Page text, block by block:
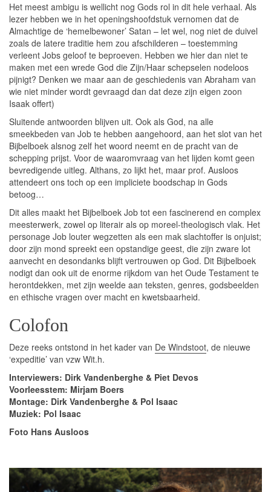
Het meest ambigu is wellicht nog Gods rol in dit hele verhaal. Als
lezer hebben we in het openingshoofdstuk vernomen dat de
Almachtige de ‘hemelbewoner’ Satan – let wel, nog niet de duivel
zoals de latere traditie hem zou afschilderen – toestemming
verleent Jobs geloof te beproeven. Hebben we hier dan niet te
maken met een wrede God die Zijn/Haar schepselen nodeloos
pijnigt? Denken we maar aan de geschiedenis van Abraham van
wie niet minder wordt gevraagd dan dat deze zijn eigen zoon
Isaak offert)
Sluitende antwoorden blijven uit. Ook als God, na alle
smeekbeden van Job te hebben aangehoord, aan het slot van het
Bijbelboek alsnog zelf het woord neemt en de pracht van de
schepping prijst. Voor de waaromvraag van het lijden komt geen
bevredigende uitleg. Althans, zo lijkt het, maar prof. Ausloos
attendeert ons toch op een impliciete boodschap in Gods
betoog…
Dit alles maakt het Bijbelboek Job tot een fascinerend en complex
meesterwerk, zowel op literair als op moreel-theologisch vlak. Het
personage Job louter wegzetten als een mak slachtoffer is onjuist;
door zijn mond spreekt een opstandige geest, die zijn zware lot
aanvecht en desondanks blijft vertrouwen op God. Dit Bijbelboek
nodigt dan ook uit de enorme rijkdom van het Oude Testament te
herontdekken, met zijn weelde aan teksten, genres, godsbeelden
en ethische vragen over macht en kwetsbaarheid.
Colofon
Deze reeks ontstond in het kader van De Windstoot, de nieuwe
‘expeditie’ van vzw Wit.h.
Interviewers: Dirk Vandenberghe & Piet Devos
Voorleesstem: Mirjam Boers
Montage: Dirk Vandenberghe & Pol Isaac
Muziek: Pol Isaac
Foto Hans Ausloos